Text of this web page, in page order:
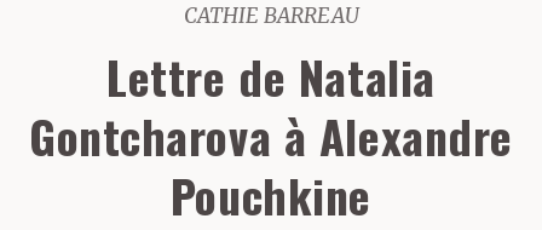
CATHIE BARREAU
Lettre de Natalia
Gontcharova à Alexandre
Pouchkine